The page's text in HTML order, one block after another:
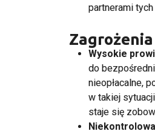
partnerami
Wysokie
do
nieopłacalne,
w takiej
staje się